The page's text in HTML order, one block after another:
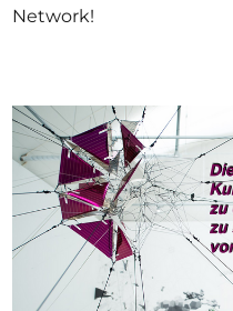
Künstler:innen
Spenden
Help
Kontakt
Network!